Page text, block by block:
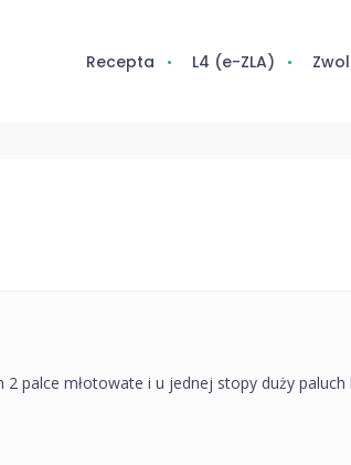
Recepta L4 (e-ZLA)
palce młotowate i u jednej stopy duży